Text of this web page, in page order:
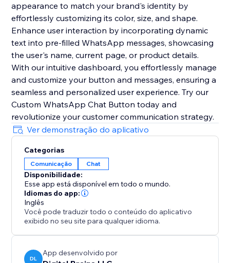
appearance to match your brand's identity by
effortlessly customizing its color, size, and shape.
Enhance user interaction by incorporating dynamic
text into pre-filled WhatsApp messages, showcasing
the user's name, current page, or product details.
With our intuitive dashboard, you effortlessly manage
and customize your button and messages, ensuring a
seamless and personalized user experience. Try our
Custom WhatsApp Chat Button today and
revolutionize your customer communication strategy.
Ver demonstração do aplicativo
Categorias
Comunicação Chat
Disponibilidade:
Esse app está disponível em todo o mundo.
Idiomas do app:
Inglês
Você pode traduzir todo o conteúdo do aplicativo
exibido no seu site para qualquer idioma.
DL
App desenvolvido por